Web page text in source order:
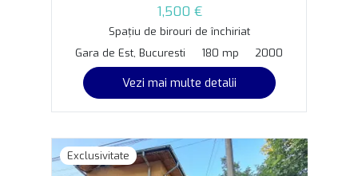
1,500 €
Spațiu de birouri de închiriat
Gara de Est, Bucuresti
180 mp 2000
Vezi mai multe detalii
Exclusivitate